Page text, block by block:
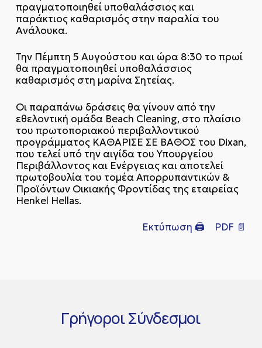
πραγματοποιηθεί υποθαλάσσιος και
παράκτιος καθαρισμός στην παραλία του
Ανάλουκα.
Την Πέμπτη 5 Αυγούστου και ώρα 8:30 το πρωί
θα πραγματοποιηθεί υποθαλάσσιος
καθαρισμός στη μαρίνα Σητείας.
Οι παραπάνω δράσεις θα γίνουν από την
εθελοντική ομάδα Beach Cleaning, στο πλαίσιο
του πρωτοποριακού περιβαλλοντικού
προγράμματος ΚΑΘΑΡΙΣΕ ΣΕ ΒΑΘΟΣ του Dixan,
που τελεί υπό την αιγίδα του Υπουργείου
Περιβάλλοντος και Ενέργειας και αποτελεί
πρωτοβουλία του τομέα Απορρυπαντικών &
Προϊόντων Οικιακής Φροντίδας της εταιρείας
Henkel Hellas.
Εκτύπωση 🖨 PDF 📄
ΓρήγοροιΣύνδεσμοι